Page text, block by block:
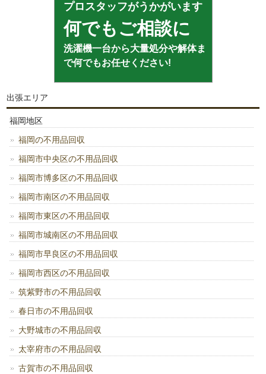
プロスタッフがうかがいます
何でもご相談に
洗濯機一台から大量処分や解体ま
で何でもお任せください!
出張エリア
福岡地区
福岡の不用品回収
福岡市中央区の不用品回収
福岡市博多区の不用品回収
福岡市南区の不用品回収
福岡市東区の不用品回収
福岡市城南区の不用品回収
福岡市早良区の不用品回収
福岡市西区の不用品回収
筑紫野市の不用品回収
春日市の不用品回収
大野城市の不用品回収
太宰府市の不用品回収
古賀市の不用品回収